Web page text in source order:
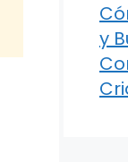
y